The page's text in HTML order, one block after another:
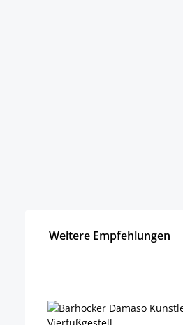
Weitere Empfehlungen